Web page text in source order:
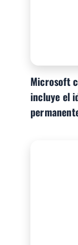
Microsoft
incluye el